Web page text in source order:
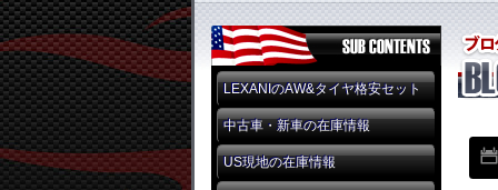
LEXANIのAW&タイヤ格安セット
中古車・新車の在庫情報
US現地の在庫情報